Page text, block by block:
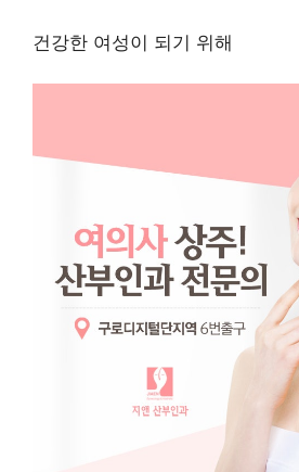
건강한 여성이 되기 위해